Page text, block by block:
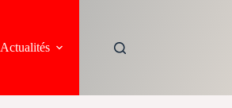
Actualités